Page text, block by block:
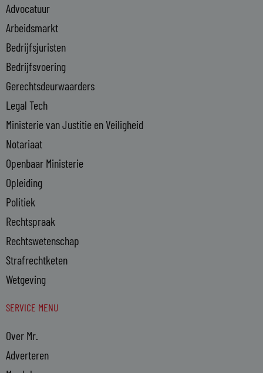
d
i
n
-
i
n
Advocatuur
Arbeidsmarkt
Bedrijfsjuristen
Bedrijfsvoering
Gerechtsdeurwaarders
Legal Tech
Ministerie van Justitie en Veiligheid
Notariaat
Openbaar Ministerie
Opleiding
Politiek
Rechtspraak
Rechtswetenschap
Strafrechtketen
Wetgeving
SERVICE MENU
Over Mr.
Adverteren